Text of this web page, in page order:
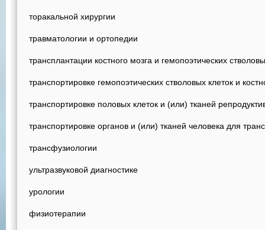
торакальной хирургии
травматологии и ортопедии
трансплантации костного мозга и гемопоэтических
транспортировке гемопоэтических стволовых клеток и
транспортировке половых клеток и (или) тканей
транспортировке органов и (или) тканей человека для
трансфузиологии
ультразвуковой диагностике
урологии
физиотерапии